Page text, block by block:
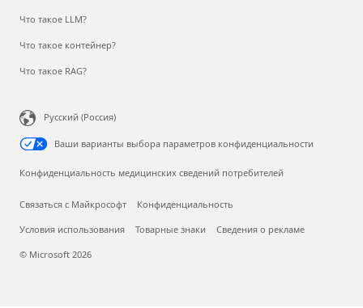
Что такое LLM?
Что такое контейнер?
Что такое RAG?
Русский (Россия)
Ваши варианты выбора параметров конфиденциальности
Конфиденциальность медицинских сведений потребителей
Связаться с Майкрософт Конфиденциальность
Условия использования Товарные знаки Сведения о рекламе
© Microsoft 2026